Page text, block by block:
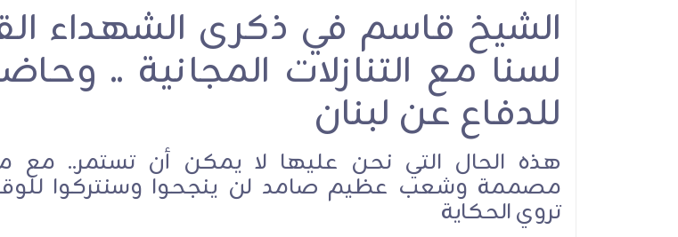
الشيخ قاسم في ذكرى الشهداء
لسنا مع التنازلات المجانية ..
للدفاع عن لبنان
هذه الحال التي نحن عليها لا يمكن أن تستمر.. مع
مصممة وشعب عظيم صامد لن ينجحوا وسنتركوا
تروي الحكاية